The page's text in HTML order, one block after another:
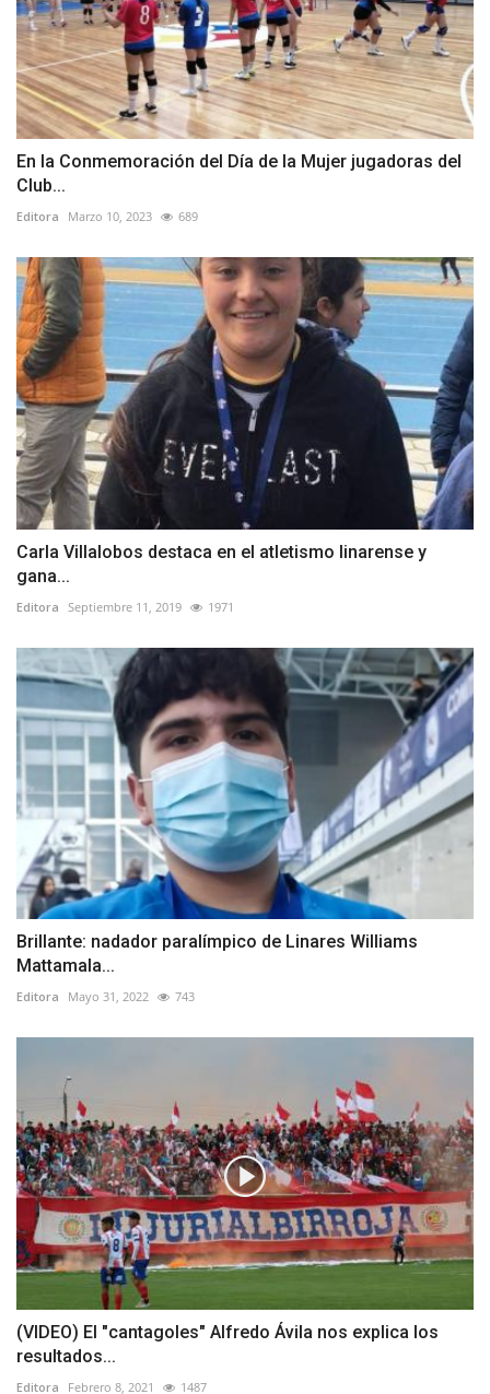
En la Conmemoración del Día de la Mujer jugadoras del
Club...
Editora Marzo 10, 2023 689
Carla Villalobos destaca en el atletismo linarense y
gana...
Editora Septiembre 11, 2019 1971
Brillante: nadador paralímpico de Linares Williams
Mattamala...
Editora Mayo 31, 2022 743
(VIDEO) El "cantagoles" Alfredo Ávila nos explica los
resultados...
Editora Febrero 8, 2021 1487